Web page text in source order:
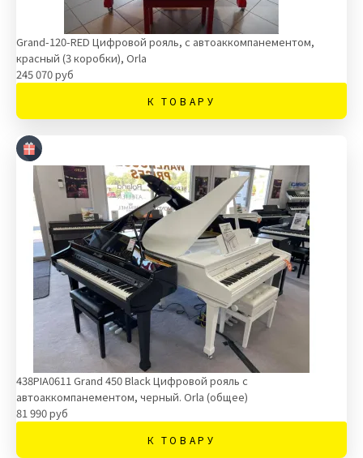
Grand-120-RED Цифровой рояль, с автоаккомпанементом,
красный (3 коробки), Orla
245 070 руб
К ТОВАРУ
438PIA0611 Grand 450 Black Цифровой рояль c
автоаккомпанементом, черный. Orla (общее)
81 990 руб
К ТОВАРУ